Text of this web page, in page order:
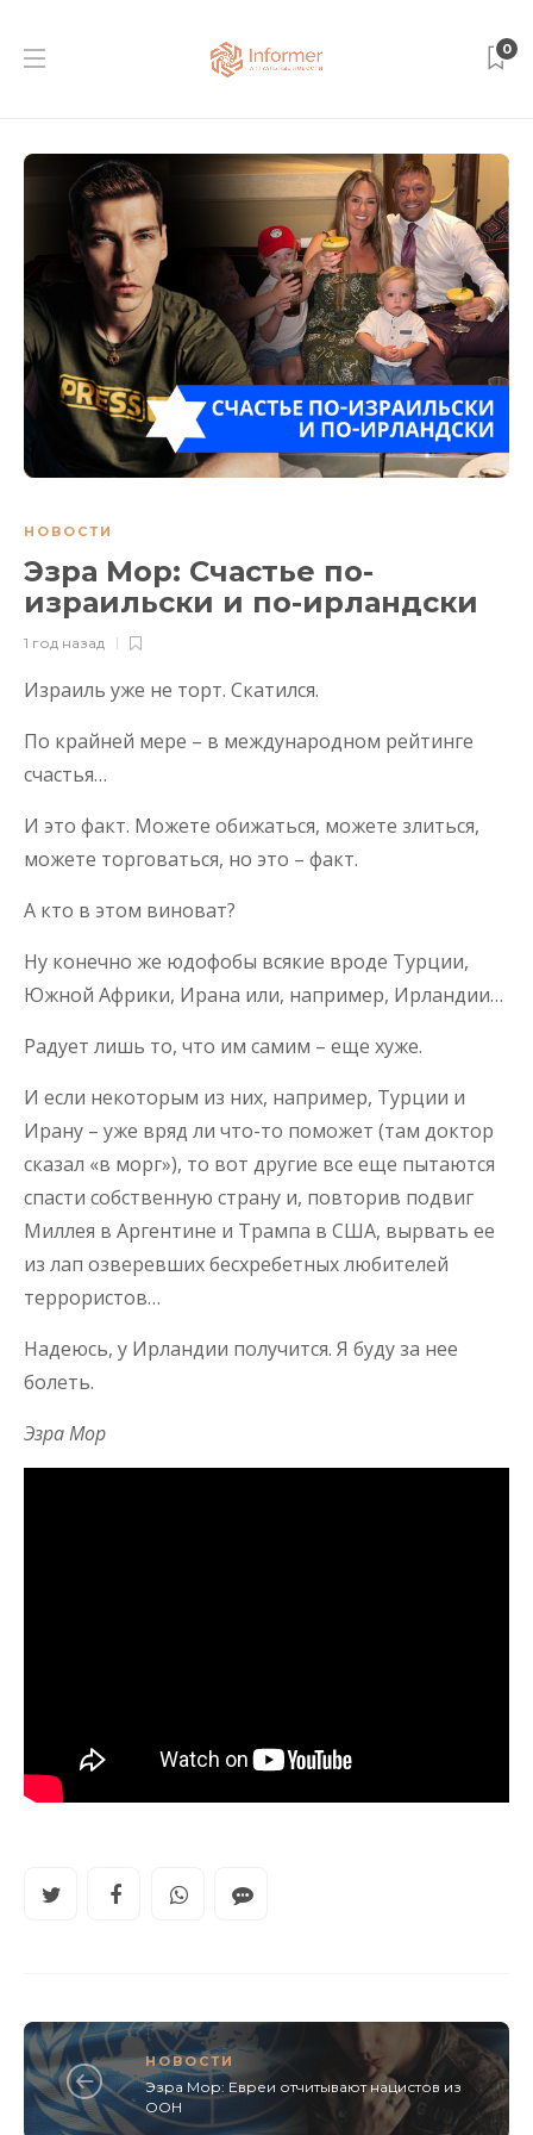
0
НОВОСТИ
Эзра Мор: Счастье по-
израильски и по-ирландски
1 год назад
Израиль уже не торт. Скатился.
По крайней мере – в международном рейтинге
счастья…
И это факт. Можете обижаться, можете злиться,
можете торговаться, но это – факт.
А кто в этом виноват?
Ну конечно же юдофобы всякие вроде Турции,
Южной Африки, Ирана или, например, Ирландии…
Радует лишь то, что им самим – еще хуже.
И если некоторым из них, например, Турции и
Ирану – уже вряд ли что-то поможет (там доктор
сказал «в морг»), то вот другие все еще пытаются
спасти собственную страну и, повторив подвиг
Миллея в Аргентине и Трампа в США, вырвать ее
из лап озверевших бесхребетных любителей
террористов…
Надеюсь, у Ирландии получится. Я буду за нее
болеть.
Эзра Мор
НОВОСТИ
Эзра Мор: Евреи отчитывают нацистов из
ООН